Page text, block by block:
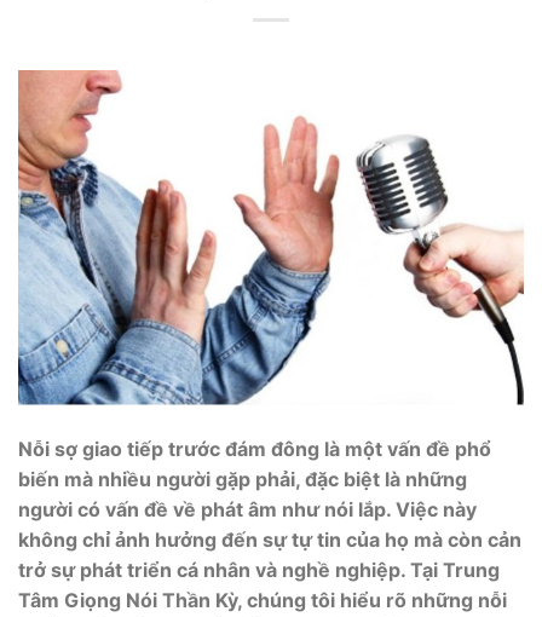
Nỗi sợ giao tiếp trước đám đông là một vấn đề phổ
biến mà nhiều người gặp phải, đặc biệt là những
người có vấn đề về phát âm như nói lắp. Việc này
không chỉ ảnh hưởng đến sự tự tin của họ mà còn cản
trở sự phát triển cá nhân và nghề nghiệp. Tại Trung
Tâm Giọng Nói Thần Kỳ, chúng tôi hiểu rõ những nỗi